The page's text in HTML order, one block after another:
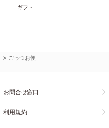
ギフト
> ごっつお便
お問合せ窓口
利用規約